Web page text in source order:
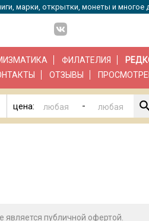
марки, открытки, монеты и многое
ФИЛАТЕЛИЯ
ОТЗЫВЫ
цена: -
публичной офертой.